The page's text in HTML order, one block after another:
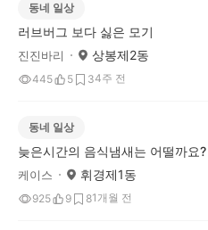
동네 일상
러브버그 보다 싫은 모기
진진바리 상봉제2동
445 5 34주 전
동네 일상
늦은시간의 음식냄새는 어떨까요?
케이스 휘경제1동
925 9 81개월 전